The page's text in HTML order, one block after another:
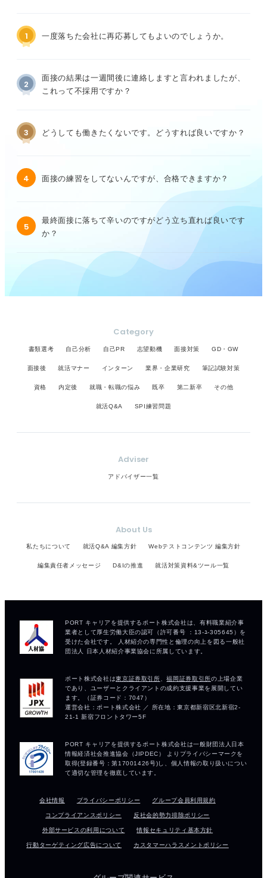
1 一度落ちた会社に再応募してもよいのでしょうか。
2
面接の結果は一週間後に連絡しますと言われましたが、
これって不採用ですか？
3 どうしても働きたくないです。どうすれば良いですか？
4 面接の練習をしてないんですが、合格できますか？
5
最終面接に落ちて辛いのですがどう立ち直れば良いです
か？
Category
書類選考 自己分析 自己PR 志望動機 面接対策 GD・GW
面接後 就活マナー インターン 業界・企業研究 筆記試験対策
資格 内定後 就職・転職の悩み 既卒 第二新卒 その他
就活Q&A SPI練習問題
Adviser
アドバイザー一覧
About Us
私たちについて 就活Q&A 編集方針 Webテストコンテンツ 編集方針
編集責任者メッセージ D&Iの推進 就活対策資料&ツール一覧
会社情報 プライバシーポリシー グループ会員利用規約
コンプライアンスポリシー 反社会的勢力排除ポリシー
外部サービスの利用について 情報セキュリティ基本方針
行動ターゲティング広告について カスタマーハラスメントポリシー